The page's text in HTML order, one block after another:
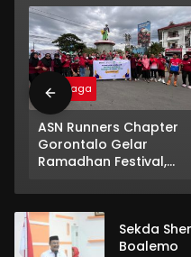
Olahraga
ASN Runners Chapter
Gorontalo Gelar
Ramadhan Festival,
“Tubuh Teguh Iman
Bertumbuh”
Sekda
Boalemo